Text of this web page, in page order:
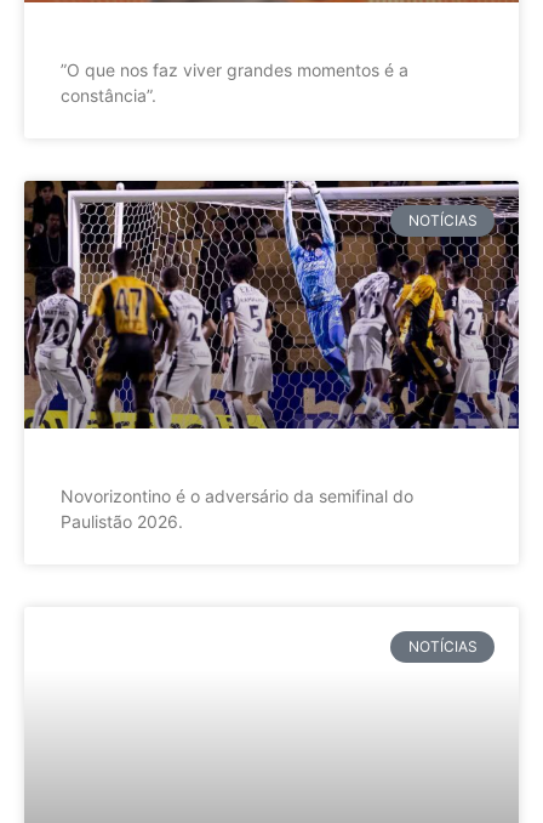
”O que nos faz viver grandes momentos é a
constância”.
NOTÍCIAS
Novorizontino é o adversário da semifinal do
Paulistão 2026.
NOTÍCIAS